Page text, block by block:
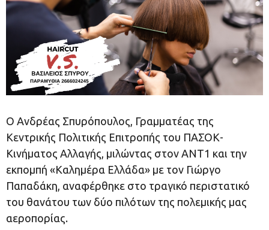
Ο Ανδρέας Σπυρόπουλος, Γραμματέας της
Κεντρικής Πολιτικής Επιτροπής του ΠΑΣΟΚ-
Κινήματος Αλλαγής, μιλώντας στον ΑΝΤ1 και την
εκπομπή «Καλημέρα Ελλάδα» με τον Γιώργο
Παπαδάκη, αναφέρθηκε στο τραγικό περιστατικό
του θανάτου των δύο πιλότων της πολεμικής μας
αεροπορίας.